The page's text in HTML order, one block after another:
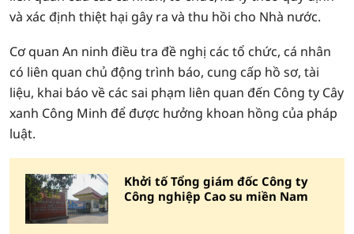
và xác định thiệt hại gây ra và thu hồi cho Nhà nước.
Cơ quan An ninh điều tra đề nghị các tổ chức, cá nhân
có liên quan chủ động trình báo, cung cấp hồ sơ, tài
liệu, khai báo về các sai phạm liên quan đến Công ty Cây
xanh Công Minh để được hưởng khoan hồng của pháp
luật.
Khởi tố Tổng giám đốc Công ty
Công nghiệp Cao su miền Nam